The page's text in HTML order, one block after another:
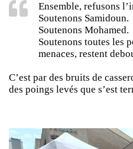
Ensemble, refusons
Soutenons Samidoun.
Soutenons Mohamed.
Soutenons toutes les
menaces, restent
C’est par des bruits de
des poings levés que s’est